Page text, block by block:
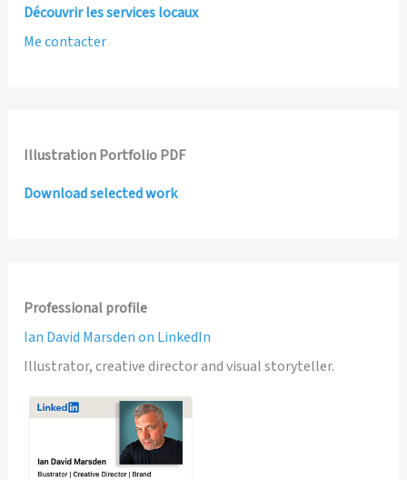
Découvrir les services locaux
Me contacter
Illustration Portfolio PDF
Download selected work
Professional profile
Ian David Marsden on LinkedIn
Illustrator, creative director and visual storyteller.